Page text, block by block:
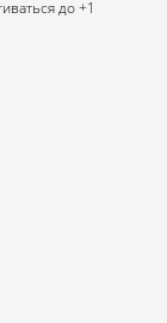
до +1